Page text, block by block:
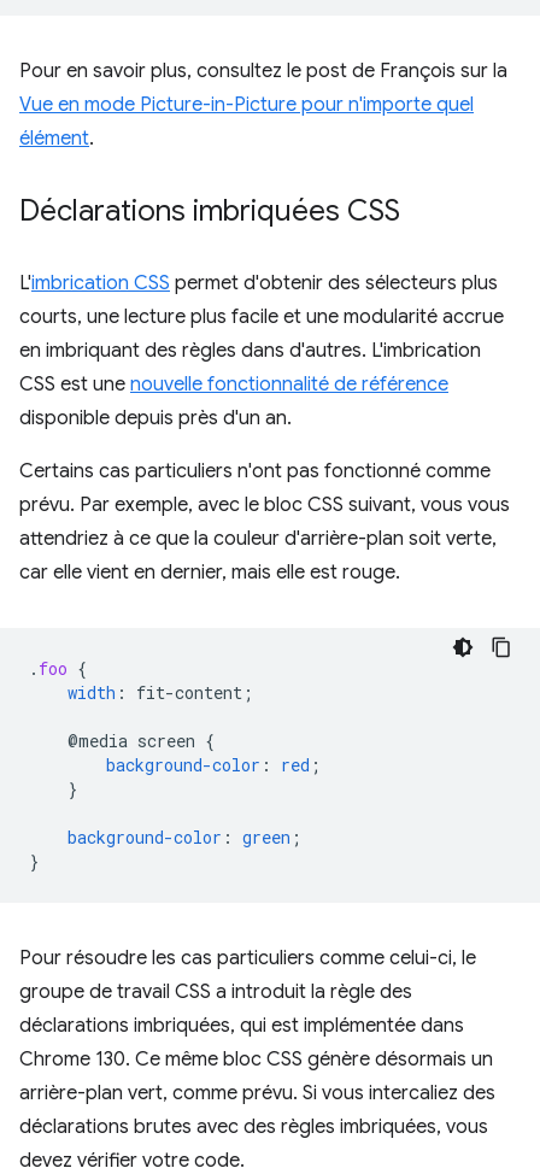
Pour en savoir plus, consultez le post de François sur la
Vue en mode Picture-in-Picture pour n'importe quel
élément.
Déclarations imbriquées CSS
L'imbrication CSS permet d'obtenir des sélecteurs plus
courts, une lecture plus facile et une modularité accrue
en imbriquant des règles dans d'autres. L'imbrication
CSS est une nouvelle fonctionnalité de référence
disponible depuis près d'un an.
Certains cas particuliers n'ont pas fonctionné comme
prévu. Par exemple, avec le bloc CSS suivant, vous vous
attendriez à ce que la couleur d'arrière-plan soit verte,
car elle vient en dernier, mais elle est rouge.
. foo {
width : fit-content ;
@media screen {
background-color : red ;
}
background-color : green ;
}
Pour résoudre les cas particuliers comme celui-ci, le
groupe de travail CSS a introduit la règle des
déclarations imbriquées, qui est implémentée dans
Chrome 130. Ce même bloc CSS génère désormais un
arrière-plan vert, comme prévu. Si vous intercaliez des
déclarations brutes avec des règles imbriquées, vous
devez vérifier votre code.